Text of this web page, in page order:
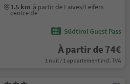
1.5 km à partir de Laives/Leifers
centre de
Südtirol Guest Pass
À partir de 74€
1 nuit / 1 appartement incl. TVA